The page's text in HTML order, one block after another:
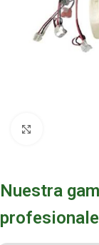
Nuestra